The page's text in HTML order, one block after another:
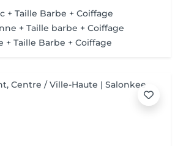
+ Taille Barbe + Coiffage
+ Taille barbe + Coiffage
+ Taille Barbe + Coiffage